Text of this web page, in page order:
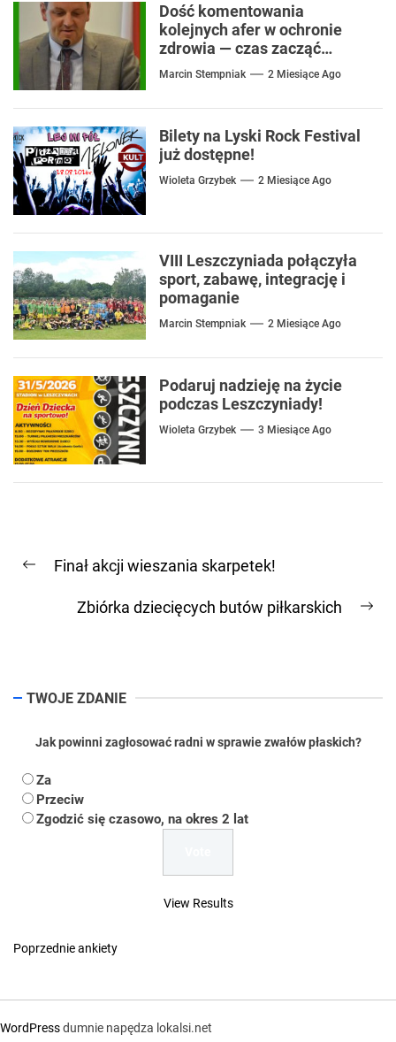
Dość komentowania
kolejnych afer w ochronie
zdrowia — czas zacząć
mówić o rozwiązaniach
Marcin Stempniak 2 Miesiące Ago
Bilety na Lyski Rock Festival
już dostępne!
Wioleta Grzybek 2 Miesiące Ago
VIII Leszczyniada połączyła
sport, zabawę, integrację i
pomaganie
Marcin Stempniak 2 Miesiące Ago
Podaruj nadzieję na życie
podczas Leszczyniady!
Wioleta Grzybek 3 Miesiące Ago
wpisu
Previous
Finał akcji wieszania skarpetek!
Zbiórka dziecięcych butów piłkarskich
TWOJE ZDANIE
Jak powinni zagłosować radni w sprawie zwałów płaskich?
Za
Przeciw
Zgodzić się czasowo, na okres 2 lat
View Results
Poprzednie ankiety
WordPressdumnie napędza lokalsi.net